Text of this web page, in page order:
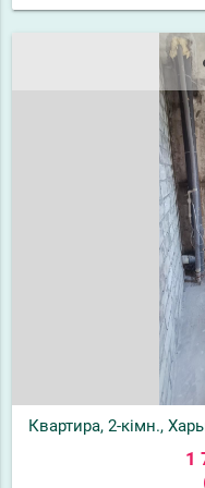
Квартира, 2-кімн.,
1